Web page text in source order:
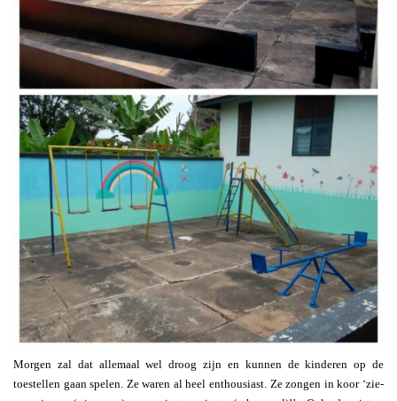
Morgen zal dat allemaal wel droog zijn en kunnen de kinderen op de
toestellen gaan spelen. Ze waren al heel enthousiast. Ze zongen in koor ‘zie-